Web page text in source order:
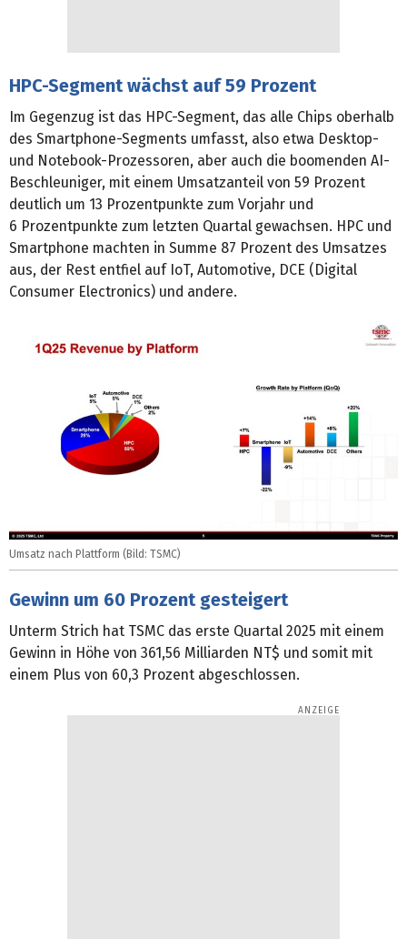
HPC-Segment wächst auf 59 Prozent
Im Gegenzug ist das HPC-Segment, das alle Chips oberhalb
des Smartphone-Segments umfasst, also etwa Desktop-
und Notebook-Prozessoren, aber auch die boomenden AI-
Beschleuniger, mit einem Umsatzanteil von 59 Prozent
deutlich um 13 Prozentpunkte zum Vorjahr und
6 Prozentpunkte zum letzten Quartal gewachsen. HPC und
Smartphone machten in Summe 87 Prozent des Umsatzes
aus, der Rest entfiel auf IoT, Automotive, DCE (Digital
Consumer Electronics) und andere.
Umsatz nach Plattform (Bild: TSMC)
Gewinn um 60 Prozent gesteigert
Unterm Strich hat TSMC das erste Quartal 2025 mit einem
Gewinn in Höhe von 361,56 Milliarden NT$ und somit mit
einem Plus von 60,3 Prozent abgeschlossen.